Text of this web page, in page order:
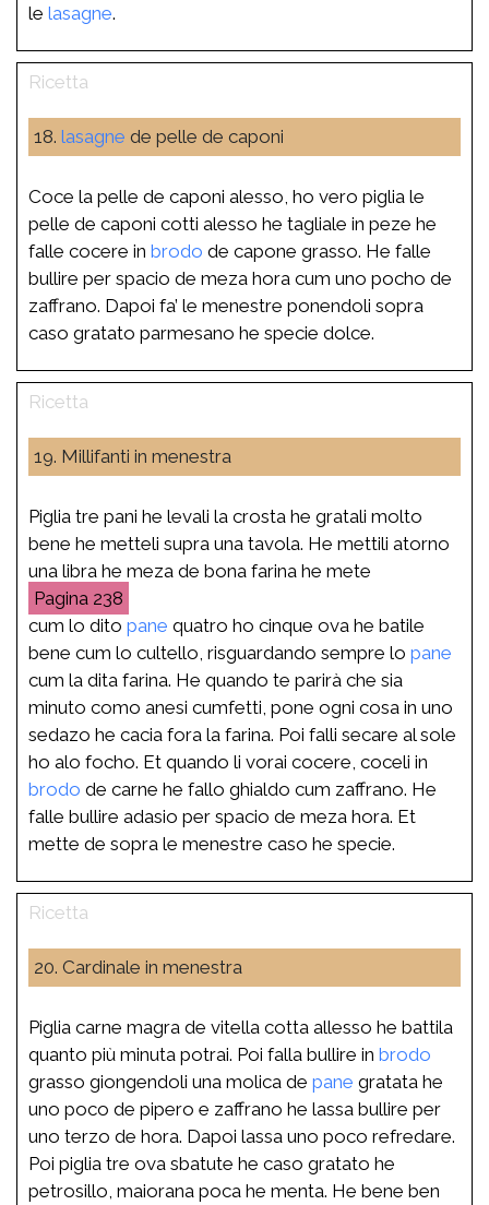
le lasagne.
18. lasagne de pelle de caponi
Coce la pelle de caponi alesso, ho vero piglia le
pelle de caponi cotti alesso he tagliale in peze he
falle cocere in brodo de capone grasso. He falle
bullire per spacio de meza hora cum uno pocho de
zaffrano. Dapoi fa’ le menestre ponendoli sopra
caso gratato parmesano he specie dolce.
19. Millifanti in menestra
Piglia tre pani he levali la crosta he gratali molto
bene he metteli supra una tavola. He mettili atorno
una libra he meza de bona farina he mete
238
cum lo dito pane quatro ho cinque ova he batile
bene cum lo cultello, risguardando sempre lo pane
cum la dita farina. He quando te parirà che sia
minuto como anesi cumfetti, pone ogni cosa in uno
sedazo he cacia fora la farina. Poi falli secare al sole
ho alo focho. Et quando li vorai cocere, coceli in
brodo de carne he fallo ghialdo cum zaffrano. He
falle bullire adasio per spacio de meza hora. Et
mette de sopra le menestre caso he specie.
20. Cardinale in menestra
Piglia carne magra de vitella cotta allesso he battila
quanto più minuta potrai. Poi falla bullire in brodo
grasso giongendoli una molica de pane gratata he
uno poco de pipero e zaffrano he lassa bullire per
uno terzo de hora. Dapoi lassa uno poco refredare.
Poi piglia tre ova sbatute he caso gratato he
petrosillo, maiorana poca he menta. He bene ben